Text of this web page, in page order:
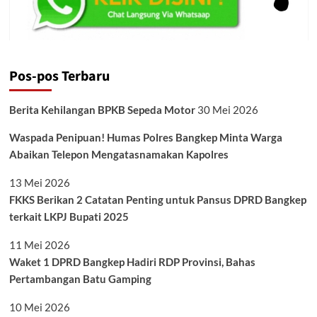
Pos-pos Terbaru
Berita Kehilangan BPKB Sepeda Motor 30 Mei 2026
Waspada Penipuan! Humas Polres Bangkep Minta Warga
Abaikan Telepon Mengatasnamakan Kapolres
13 Mei 2026
FKKS Berikan 2 Catatan Penting untuk Pansus DPRD Bangkep
terkait LKPJ Bupati 2025
11 Mei 2026
Waket 1 DPRD Bangkep Hadiri RDP Provinsi, Bahas
Pertambangan Batu Gamping
10 Mei 2026